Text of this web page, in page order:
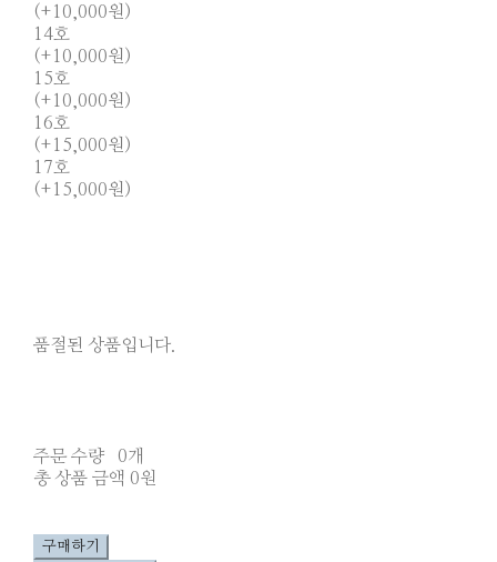
(+10,000원)
14호
(+10,000원)
15호
(+10,000원)
16호
(+15,000원)
17호
(+15,000원)
품절된 상품입니다.
주문 수량
0개
총 상품 금액 0원
구매하기